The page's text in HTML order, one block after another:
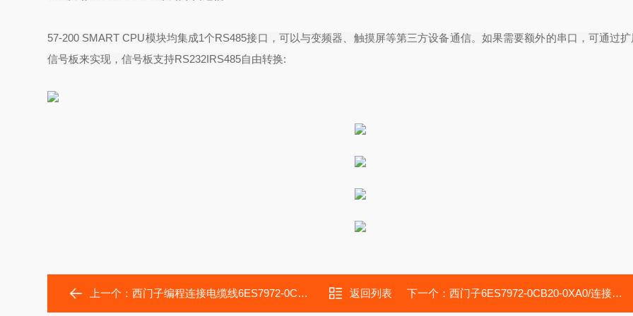
57-200 SMART CPU模块均集成1个RS485接口，可以与变频器、触摸屏等第三方设备通信。如果需要额外的串口，可通过扩
信号板来实现，信号板支持RS232IRS485自由转换:
上一个：西门子编程连接电缆线6ES7972-0CB20-0XA0变频器 返回列表 下一个： 西门子6ES7972-0CB20-0XA0/连接电缆线变频器模块